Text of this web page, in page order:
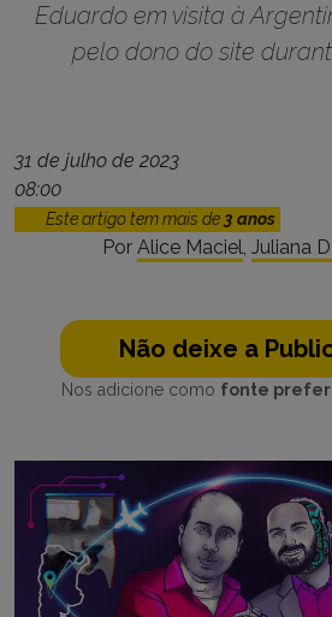
Eduardo em visita à
pelo dono do site
31 de julho de 2023
08:00
Este artigo tem mais de 3 anos
Por Alice Maciel, Juliana
Não deixe a
Nos adicione como fonte